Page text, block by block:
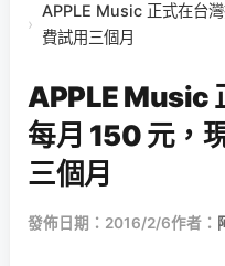
›
APPLE Music 正式在台
費試用三個月
APPLE Music
每月 150 元，
三個月
發佈日期：2016/2/6作者：